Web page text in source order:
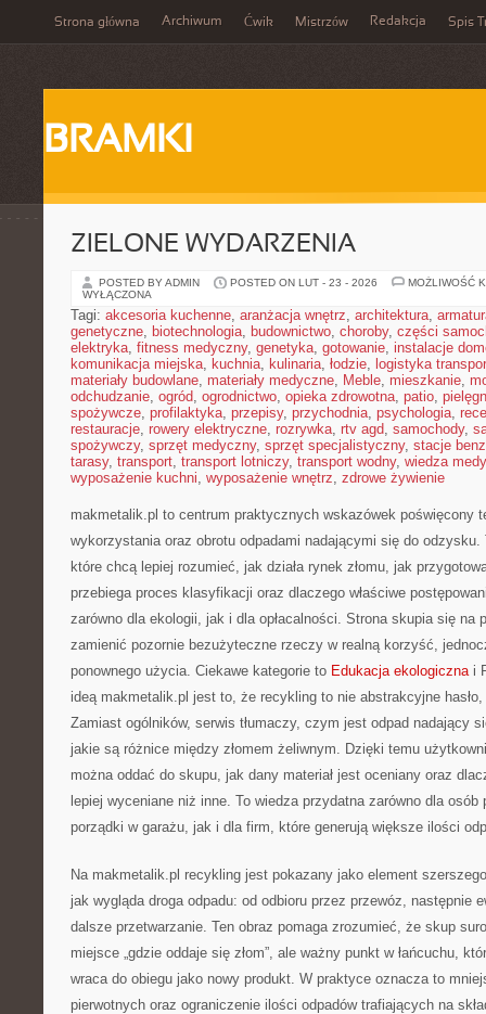
Strona główna Archiwum Ćwik Mistrzów Redakcja Spis
BRAMKI
ZIELONE WYDARZENIA
POSTED BY ADMIN POSTED ON LUT - 23 - 2026
MOŻLIWOŚĆ
WYŁĄCZONA
Tagi: akcesoria kuchenne, aranżacja wnętrz, architektura,
genetyczne, biotechnologia, budownictwo, choroby, części
elektryka, fitness medyczny, genetyka, gotowanie, instalacje
komunikacja miejska, kuchnia, kulinaria, łodzie, logistyka
materiały budowlane, materiały medyczne, Meble, mieszkanie,
odchudzanie, ogród, ogrodnictwo, opieka zdrowotna, patio,
spożywcze, profilaktyka, przepisy, przychodnia, psychologia,
restauracje, rowery elektryczne, rozrywka, rtv agd, samochody,
spożywczy, sprzęt medyczny, sprzęt specjalistyczny, stacje
tarasy, transport, transport lotniczy, transport wodny, wiedza
wyposażenie kuchni, wyposażenie wnętrz, zdrowe żywienie
makmetalik.pl to centrum praktycznych wskazówek poświęcony
wykorzystania oraz obrotu odpadami nadającymi się do
które chcą lepiej rozumieć, jak działa rynek złomu, jak
przebiega proces klasyfikacji oraz dlaczego właściwe
zarówno dla ekologii, jak i dla opłacalności. Strona skupia się na
zamienić pozornie bezużyteczne rzeczy w realną korzyść,
ponownego użycia. Ciekawe kategorie to Edukacja ekologicznai
ideą makmetalik.pl jest to, że recykling to nie abstrakcyjne
Zamiast ogólników, serwis tłumaczy, czym jest odpad nadający
jakie są różnice między złomem żeliwnym. Dzięki temu
można oddać do skupu, jak dany materiał jest oceniany oraz
lepiej wyceniane niż inne. To wiedza przydatna zarówno dla
porządki w garażu, jak i dla firm, które generują większe ilości
Na makmetalik.pl recykling jest pokazany jako element
jak wygląda droga odpadu: od odbioru przez przewóz, następnie
dalsze przetwarzanie. Ten obraz pomaga zrozumieć, że skup
miejsce „gdzie oddaje się złom”, ale ważny punkt w łańcuchu,
wraca do obiegu jako nowy produkt. W praktyce oznacza to
pierwotnych oraz ograniczenie ilości odpadów trafiających na